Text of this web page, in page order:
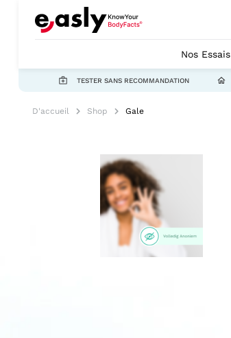
Nos Essais
TESTER SANS RECOMMANDATION
D'accueil Shop Gale